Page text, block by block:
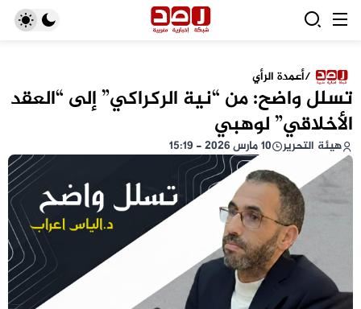
/أعمدة الرأي
تسلل واضح: من “نية الركراكي” إلى “العقد
الأخلاقي” لوهبي
هيئة التحرير 10 مارس 2026 - 15:19